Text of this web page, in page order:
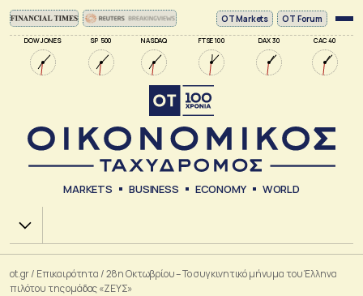
DOW JONES SP 500 NASDAQ FTSE 100 DAX 30 CAC 40
ΟΤ Markets OT Forum
MARKETS BUSINESS ECONOMY WORLD
Χ.Α.
ot.gr/ Επικαιρότητα /28η Οκτωβρίου – Το συγκινητικό μήνυμα του Έλληνα
πιλότου της ομάδας «ΖΕΥΣ»